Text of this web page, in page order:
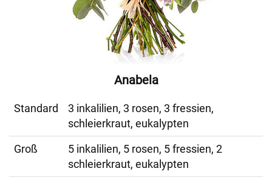
Anabela
Standard
3 inkalilien, 3 rosen, 3 fressien,
schleierkraut, eukalypten
Groß
5 inkalilien, 5 rosen, 5 fressien, 2
schleierkraut, eukalypten